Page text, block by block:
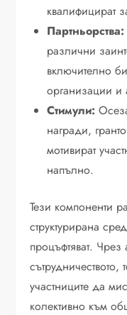
квалифицират
Партньорства:
различни
включително
организации и
Стимули:
награди,
мотивират
напълно.
Тези компоненти
структурирана
процъфтяват. Чрез
сътрудничеството,
участниците да
колективно към